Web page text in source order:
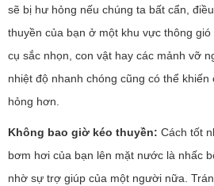
sẽ bị hư hỏng nếu chúng ta bất cẩn,
thuyền của bạn ở một khu vực thông
cụ sắc nhọn, con vật hay các mảnh vỡ
nhiệt độ nhanh chóng cũng có thể
hỏng hơn.
Không bao giờ kéo thuyền: Cách tốt
bơm hơi của bạn lên mặt nước là nhấc
nhờ sự trợ giúp của một người nữa.